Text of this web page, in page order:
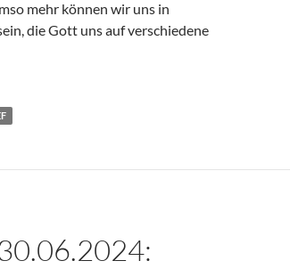
mehr können wir uns in
die Gott uns auf verschiedene